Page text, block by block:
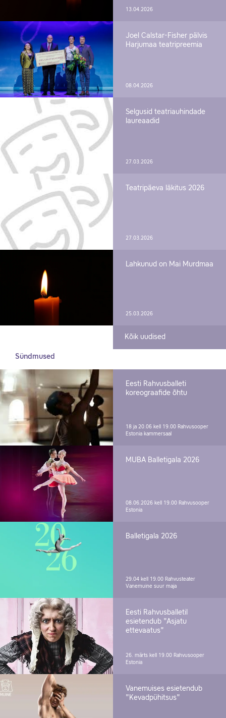
13.04.2026
Joel Calstar-Fisher pälvis
Harjumaa teatripreemia
08.04.2026
Selgusid teatriauhindade
laureaadid
27.03.2026
Teatripäeva läkitus 2026
27.03.2026
Lahkunud on Mai Murdmaa
25.03.2026
Kõik uudised
Sündmused
Eesti Rahvusballeti
koreograafide õhtu
18 ja 20.06 kell 19.00 Rahvusooper
Estonia kammersaal
MUBA Balletigala 2026
08.06.2026 kell 19.00 Rahvusooper
Estonia
Balletigala 2026
29.04 kell 19.00 Rahvusteater
Vanemuine suur maja
Eesti Rahvusballetil
esietendub "Asjatu
ettevaatus"
26. märts kell 19.00 Rahvusooper
Estonia
Vanemuises esietendub
"Kevadpühitsus"